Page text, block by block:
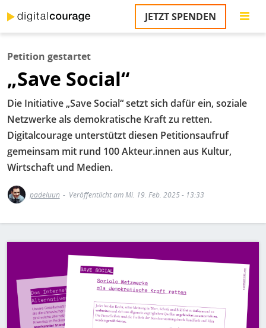
zum
Inhalt
JETZT SPENDEN
Petition gestartet
„Save Social“
Die Initiative „Save Social“ setzt sich dafür ein, soziale
Netzwerke als demokratische Kraft zu retten.
Digitalcourage unterstützt diesen Petitionsaufruf
gemeinsam mit rund 100 Akteur.innen aus Kultur,
Wirtschaft und Medien.
padeluun Veröffentlicht am Mi. 19. Feb. 2025 - 13:33
Bild